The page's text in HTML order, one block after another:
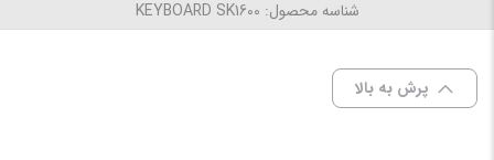
نوع رابط پورت USB
اولین کسی باشید که دیدگاهی می نویسد “کیبورد سادیتا مدل
SK1600 با حروف فارسی”
برای فرستادن دیدگاه، باید
شناسه محصول: KEYBOARD SK1600
پرش به بالا